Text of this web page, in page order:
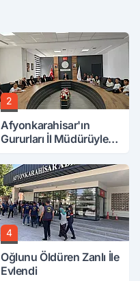
2
Afyonkarahisar'ın
Gururları İl Müdürüyle
4
Oğlunu Öldüren Zanlı İle
Evlendi